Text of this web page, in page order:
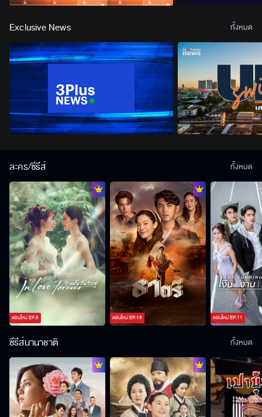
Exclusive News ทั้งหมด
ละคร/ซีรีส์
ตอนใหม่EP.8 ตอนใหม่EP.18 ตอนใหม่EP.11
ทั้งหมด
ซีรีส์นานาชาติ ทั้งหมด